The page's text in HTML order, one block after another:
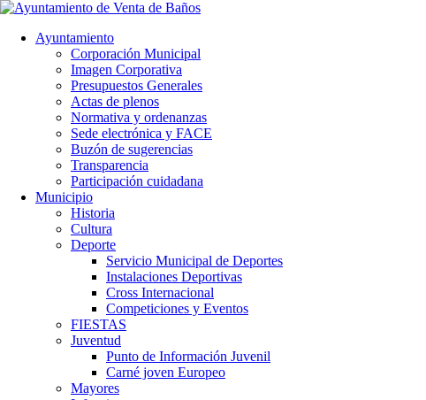
Ayuntamiento
Corporación Municipal
Imagen Corporativa
Presupuestos Generales
Actas de plenos
Normativa y ordenanzas
Sede electrónica y FACE
Buzón de sugerencias
Transparencia
Participación cuidadana
Municipio
Historia
Cultura
Deporte
Servicio Municipal de Deportes
Instalaciones Deportivas
Cross Internacional
Competiciones y Eventos
FIESTAS
Juventud
Punto de Información Juvenil
Carné joven Europeo
Mayores